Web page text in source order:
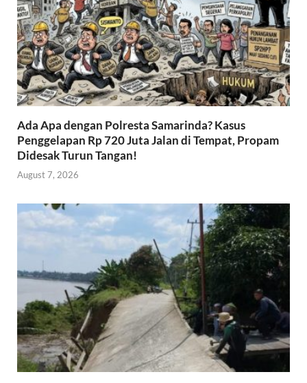
Ada Apa dengan Polresta Samarinda? Kasus
Penggelapan Rp 720 Juta Jalan di Tempat, Propam
Didesak Turun Tangan!
August 7, 2026